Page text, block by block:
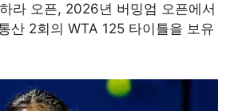
라 오픈, 2026년 버밍엄 오픈에서
산 2회의 WTA 125 타이틀을 보유